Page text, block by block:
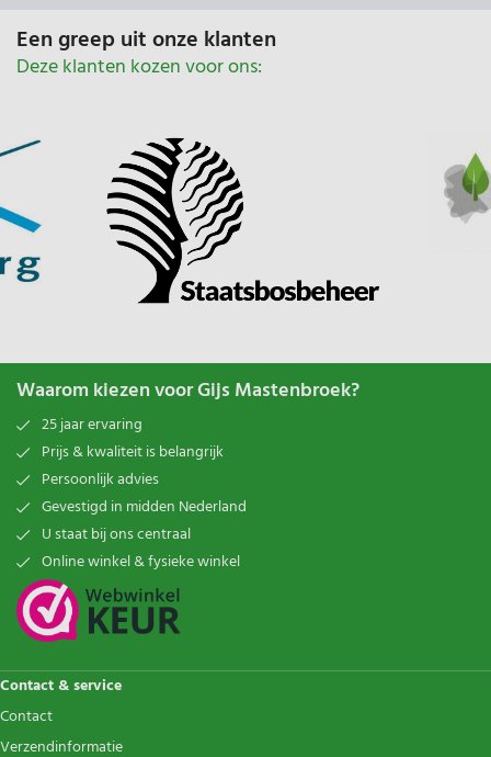
Een greep uit onze klanten
Deze klanten kozen voor ons:
Waarom kiezen voor Gijs Mastenbroek?
25 jaar ervaring
Prijs & kwaliteit is belangrijk
Persoonlijk advies
Gevestigd in midden Nederland
U staat bij ons centraal
Online winkel & fysieke winkel
Contact & service
Contact
Verzendinformatie